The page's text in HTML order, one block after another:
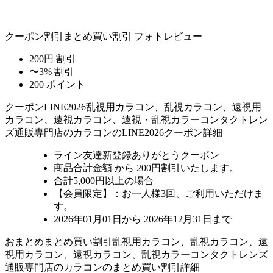
クーポン割引 まとめ買い割引 フォトレビュー
200円 割引
〜3% 割引
200 ポイント
クーポンLINE2026乱視用カラコン、乱視カラコン、遠視用
カラコン、遠視カラコン、遠視・乱視カラーコンタクトレン
ズ通販専門店のカラコンのLINE2026クーポン詳細
ライン友達新登録ありがとうクーポン
商品合計金額 から 200円割引 いたします。
合計5,000円以上の場合
【会員限定】：お一人様3回
、ご利用いただけま
す。
2026年01月01日から 2026年12月31日まで
おまとめ まとめ買い割引 乱視用カラコン、乱視カラコン、遠
視用カラコン、遠視カラコン、乱視カラーコンタクトレンズ
通販専門店のカラコンのまとめ買い割引詳細